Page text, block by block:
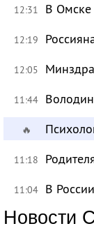
12:31 В Омске
12:19
12:05
11:44
🔥
11:18
11:04 В
Новости